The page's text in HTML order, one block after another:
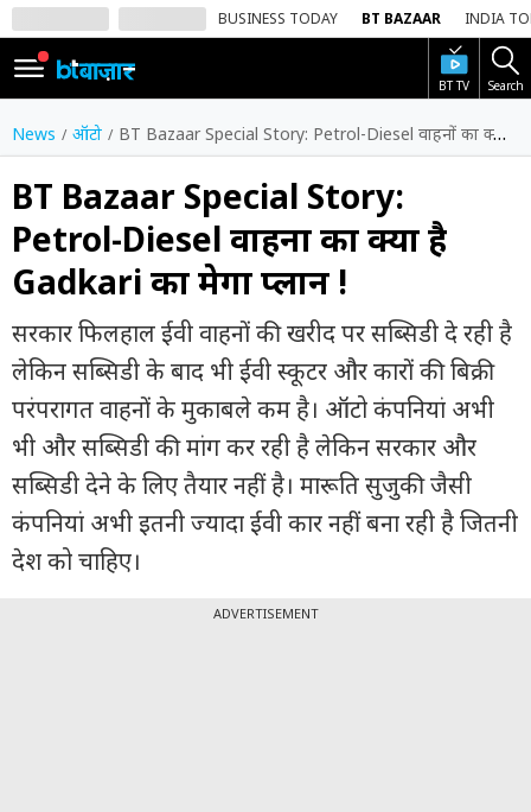
BUSINESS TODAY BT BAZAAR INDIA
BT TV Search
SIGN
IN
Dark
Mode
होम
शेयर
बाज़ार
वीडियो
ट्रेंडिंग
बिजनेस
न्यूज
पर्सनल
फाइनेंस
News ऑटो BT Bazaar Special Story: Petrol-Diesel वाहनों का क्या है Gadkari का मेगा प्लान !
BT Bazaar Special Story:
Petrol-Diesel वाहनों का क्या है
Gadkari का मेगा प्लान !
सरकार फिलहाल ईवी वाहनों की खरीद पर सब्सिडी दे रही है
लेकिन सब्सिडी के बाद भी ईवी स्कूटर और कारों की बिक्री
परंपरागत वाहनों के मुकाबले कम है। ऑटो कंपनियां अभी
भी और सब्सिडी की मांग कर रही है लेकिन सरकार और
सब्सिडी देने के लिए तैयार नहीं है। मारूति सुजुकी जैसी
कंपनियां अभी इतनी ज्यादा ईवी कार नहीं बना रही है जितनी
देश को चाहिए।
ADVERTISEMENT